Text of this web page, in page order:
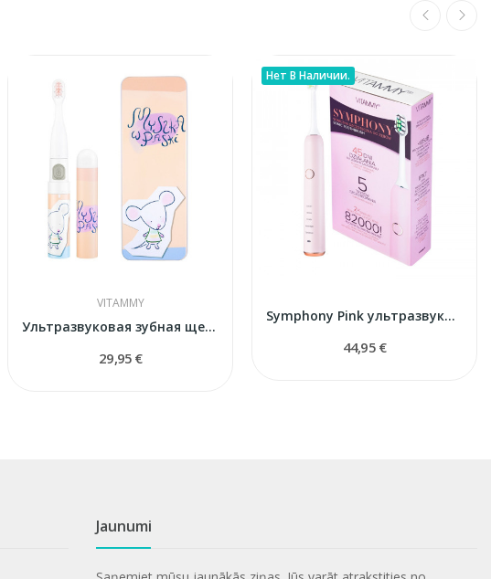
VITAMMY
Ультразвуковая зубная щетка Smile MiniMini 3+
29,95 €
Нет В Наличии.
Symphony Pink ультразвуковая зубная щетка
44,95 €
Jaunumi